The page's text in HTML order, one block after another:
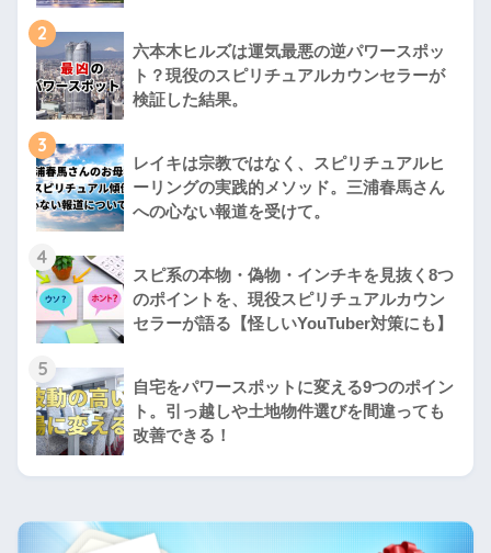
2
六本木ヒルズは運気最悪の逆パワースポッ
ト？現役のスピリチュアルカウンセラーが
検証した結果。
3
レイキは宗教ではなく、スピリチュアルヒ
ーリングの実践的メソッド。三浦春馬さん
への心ない報道を受けて。
4
スピ系の本物・偽物・インチキを見抜く8つ
のポイントを、現役スピリチュアルカウン
セラーが語る【怪しいYouTuber対策にも】
5
自宅をパワースポットに変える9つのポイン
ト。引っ越しや土地物件選びを間違っても
改善できる！